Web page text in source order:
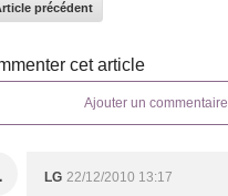
précédent
cet article
Ajouter un commentaire
LG 22/12/2010 13:17